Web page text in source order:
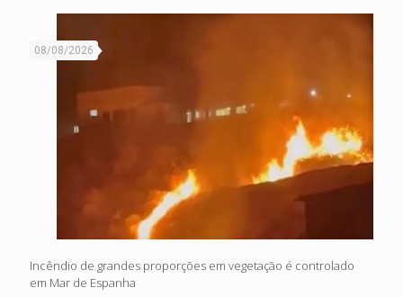
08/08/2026
Incêndio de grandes proporções em vegetação é controlado
em Mar de Espanha